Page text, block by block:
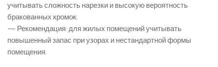
учитывать сложность нарезки и высокую вероятность
бракованных кромок.
— Рекомендация: для жилых помещений учитывать
повышенный запас при узорах и нестандартной формы
помещения.